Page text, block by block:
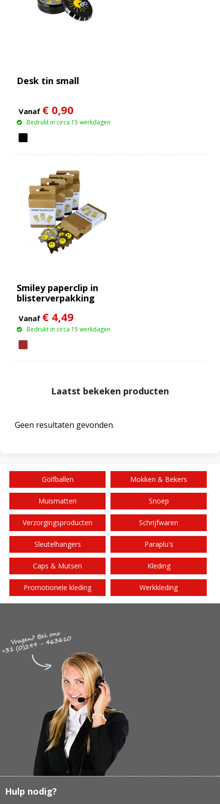
Desk tin small
Vanaf € 0,90
Bedrukt in circa 15 werkdagen
Smiley paperclip in
blisterverpakking
Vanaf € 4,49
Bedrukt in circa 15 werkdagen
Laatst bekeken producten
Geen resultaten gevonden.
Golfballen Mokken & Bekers
Muismatten Snoep
Verzorgingsproducten Schrijfwaren
Sleutelhangers Paraplu's
Caps & Mutsen Kleding
Promotionele kleding Werkkleding
Hulp nodig?